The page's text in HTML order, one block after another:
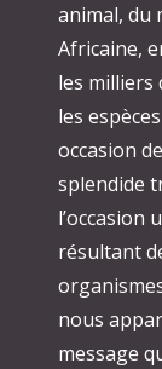
animal, du
Africaine,
les milliers
les
occasion
splendide
l’occasion
résultant
nous
message